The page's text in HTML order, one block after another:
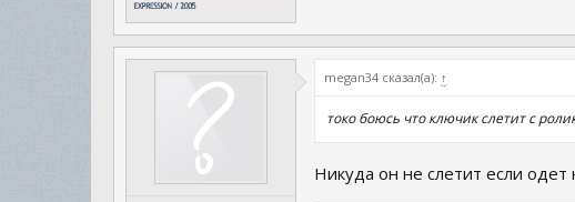
megan34 сказал(а): ↑
токо боюсь что ключик слетит с
Никуда он не слетит если